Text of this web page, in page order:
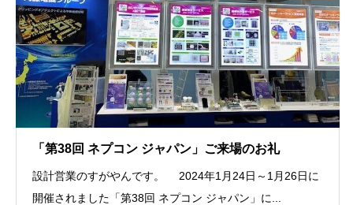
「第38回 ネプコン ジャパン」ご来場のお礼
設計営業のすがやんです。 2024年1月24日～1月26日に
開催されました「第38回 ネプコン ジャパン」に...